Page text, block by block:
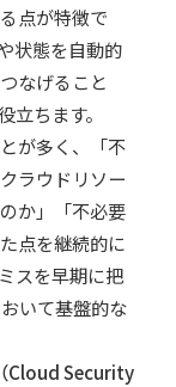
点が特徴で
状態を自動的
なげること
ちます。
が多く、「不
ラウドリソー
か」「不必要
点を継続的に
スを早期に把
いて基盤的な
Cloud Security